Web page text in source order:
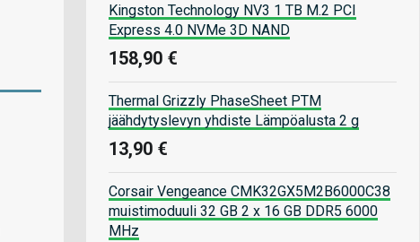
Kingston Technology NV3 1 TB M.2 PCI
Express 4.0 NVMe 3D NAND
158,90 €
Thermal Grizzly PhaseSheet PTM
jäähdytyslevyn yhdiste Lämpöalusta 2 g
13,90 €
Corsair Vengeance CMK32GX5M2B6000C38
muistimoduuli 32 GB 2 x 16 GB DDR5 6000
MHz